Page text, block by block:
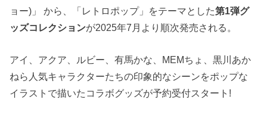
ョー)」 から、「レトロポップ」をテーマとした第1弾グ
ッズコレクションが2025年7月より順次発売される。
アイ、アクア、ルビー、有馬かな、MEMちょ、黒川あか
ねら人気キャラクターたちの印象的なシーンをポップな
イラストで描いたコラボグッズが予約受付スタート!